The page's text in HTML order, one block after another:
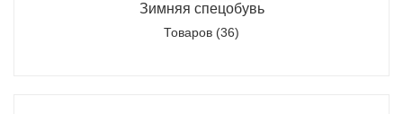
Зимняя спецобувь
Товаров (36)